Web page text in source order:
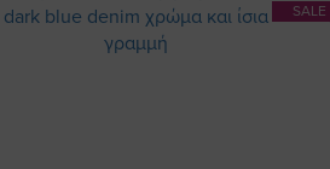
SALE